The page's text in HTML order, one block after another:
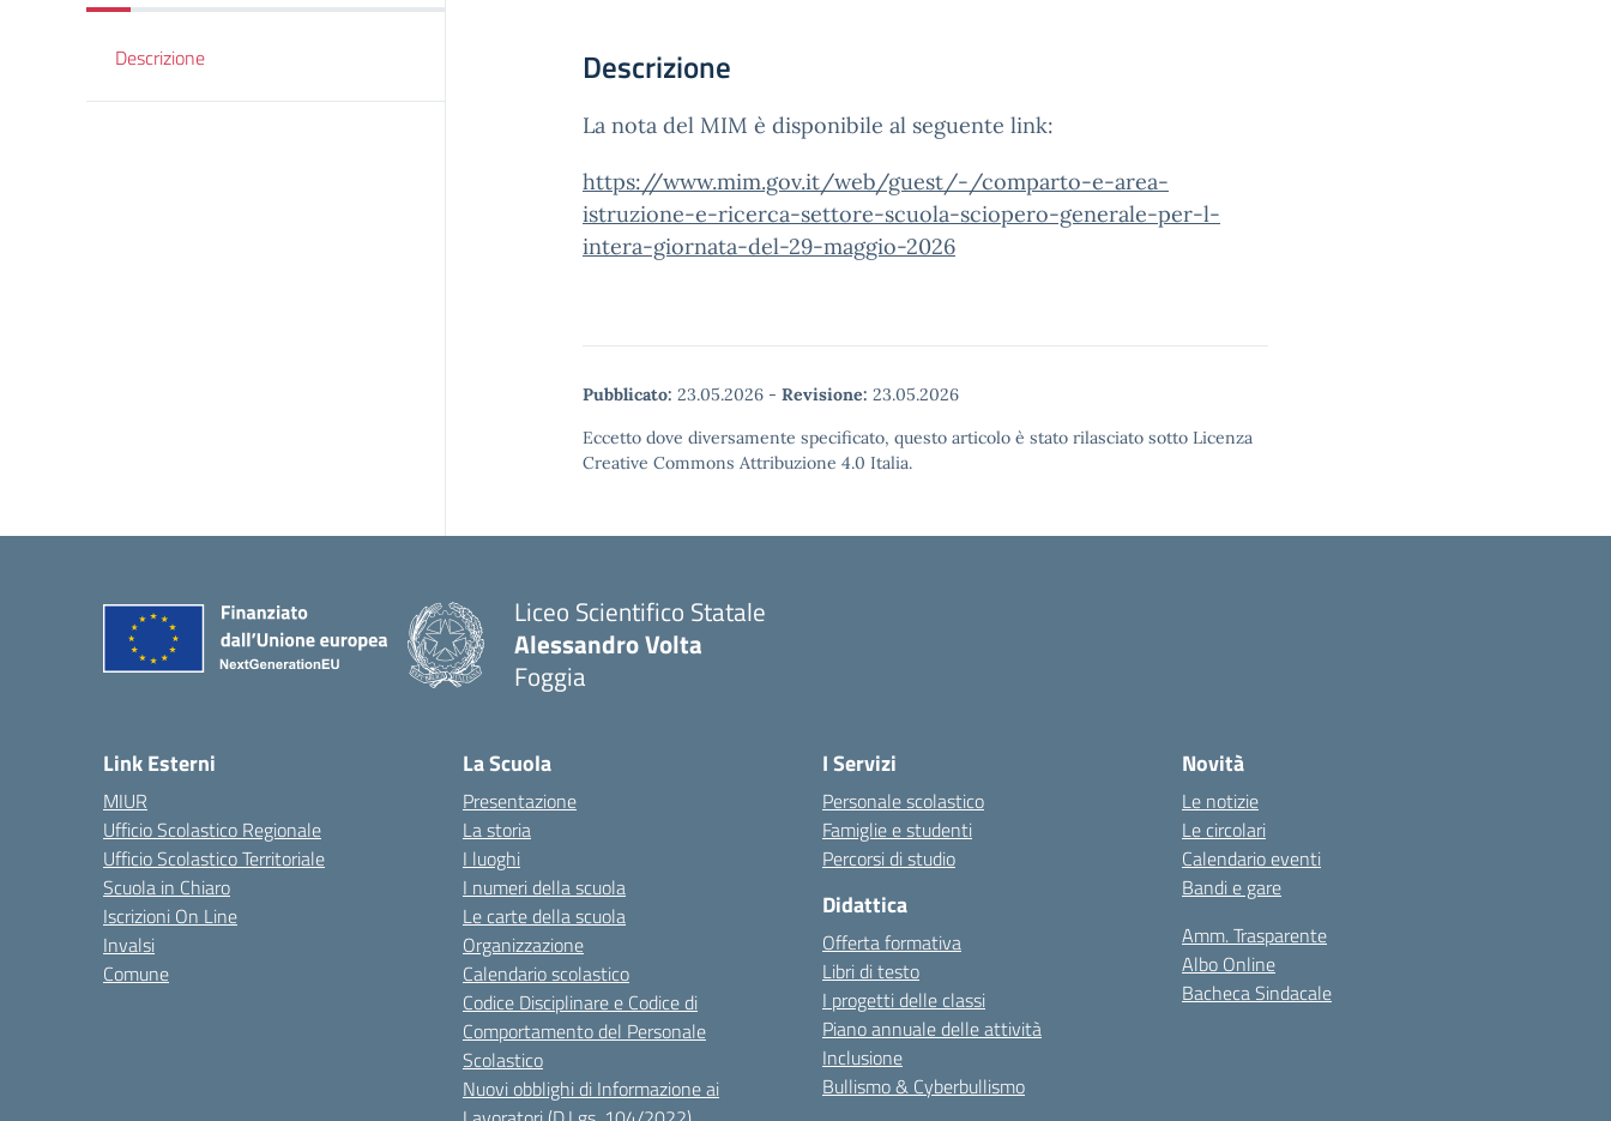
Descrizione Descrizione
La nota del MIM è disponibile al seguente link:
https://www.mim.gov.it/web/guest/-/comparto-e-area-
istruzione-e-ricerca-settore-scuola-sciopero-generale-per-l-
intera-giornata-del-29-maggio-2026
Pubblicato: 23.05.2026 - Revisione: 23.05.2026
Eccetto dove diversamente specificato, questo articolo è stato rilasciato sotto Licenza
Creative Commons Attribuzione 4.0 Italia.
Liceo Scientifico Statale
Alessandro Volta
Foggia
Link Esterni
MIUR
Ufficio Scolastico Regionale
Ufficio Scolastico Territoriale
Scuola in Chiaro
Iscrizioni On Line
Invalsi
Comune
La Scuola
Presentazione
La storia
I luoghi
I numeri della scuola
Le carte della scuola
Organizzazione
Calendario scolastico
Codice Disciplinare e Codice di
Comportamento del Personale
Scolastico
Nuovi obblighi di Informazione ai
I Servizi
Personale scolastico
Famiglie e studenti
Percorsi di studio
Didattica
Offerta formativa
Libri di testo
I progetti delle classi
Piano annuale delle attività
Inclusione
Bullismo & Cyberbullismo
Novità
Le notizie
Le circolari
Calendario eventi
Bandi e gare
Amm. Trasparente
Albo Online
Bacheca Sindacale